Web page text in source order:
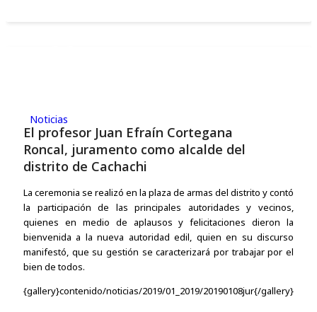
Noticias
El profesor Juan Efraín Cortegana
Roncal, juramento como alcalde del
distrito de Cachachi
La ceremonia se realizó en la plaza de armas del distrito y contó
la participación de las principales autoridades y vecinos,
quienes en medio de aplausos y felicitaciones dieron la
bienvenida a la nueva autoridad edil, quien en su discurso
manifestó, que su gestión se caracterizará por trabajar por el
bien de todos.
{gallery}contenido/noticias/2019/01_2019/20190108jur{/gallery}